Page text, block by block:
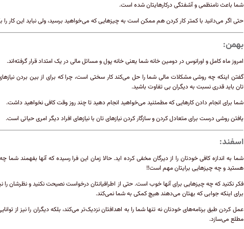
شما باعث نامنظمی ‌و آشفتگی درکارهایتان شده است.
حتی اگر می‌دانید با کمتر کار کردن هم ممکن است به چیزهایی که می‌خواهید برسید، ولی نباید این کار را
بهمن:
امروز ماه کامل و اورانوس در دومین خانه شما یعنی خانه پول و مسائل مالی در یک امتداد قرار گرفته‌اند.
گفتن اینکه چه روشی مشکلات مالی شما را حل می‌کند کار سختی است، چرا که برای از بین بردن
تان باید قدری نسبت به دیگران بی تفاوت باشید.
شما برای انجام دادن کارهایی که مطمئنید می‌خواهید انجام دهید تا چند روز وقت کافی نخواهید داشت.
یافتن روشی درست برای متعادل کردن و سازگار کردن نیازهای تان با نیازهای افراد دیگر امری حیاتی است.
اسفند:
شما به اندازه کافی خودتان را از دیرگان مخفی کرده اید. حالا زمان این فرا رسیده که آنها بفهمند شما
هستید و چه چیزهایی برایتان مهم است!!
فکر نکنید که چه چیزهایی برای آنها خوب است. حتی از اطرافیانتان درخواست نصیحت نکنید و نظرشان را
برای اینکه جوابی که بهتان می‌دهند هیچ کمکی به شما نمی‌کند.
عمل کردن طبق برنامه‌های خودتان نه تنها شما را به اهدافتان نزدیک‌تر می‌کند، بلکه دیگران را نیز از
مطلع می‌سازد.